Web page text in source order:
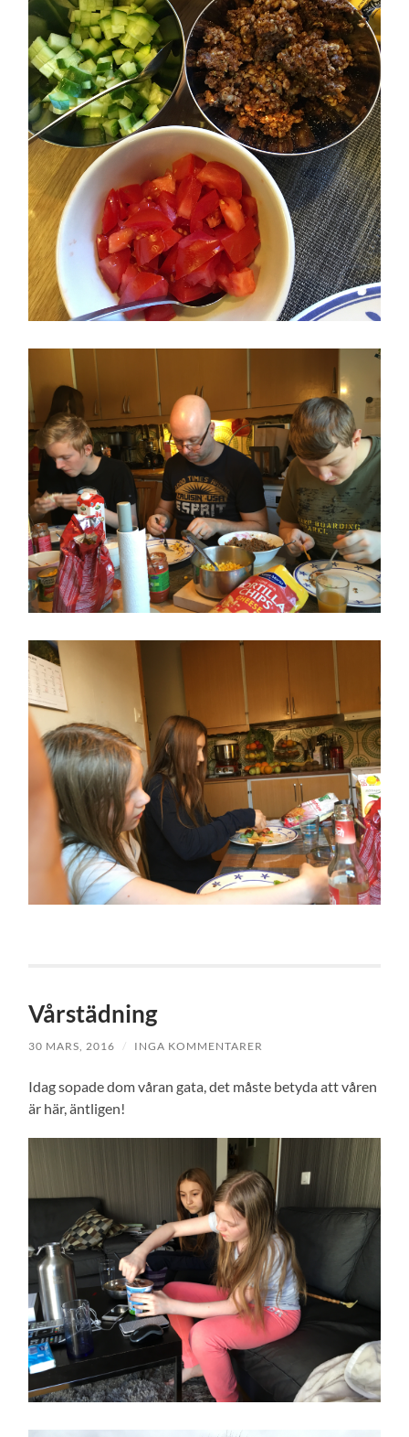
Vårstädning
30 MARS, 2016 / INGA KOMMENTARER
Idag sopade dom våran gata, det måste betyda att våren
är här, äntligen!